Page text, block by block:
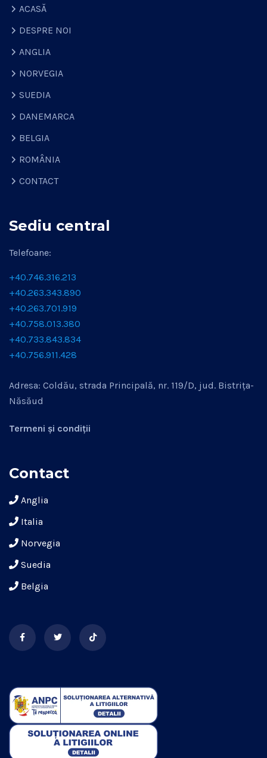
ACASĂ
DESPRE NOI
ANGLIA
NORVEGIA
SUEDIA
DANEMARCA
BELGIA
ROMÂNIA
CONTACT
Sediu central
Telefoane:
+40.746.316.213
+40.263.343.890
+40.263.701.919
+40.758.013.380
+40.733.843.834
+40.756.911.428
Adresa: Coldău, strada Principală, nr. 119/D, jud. Bistrița-
Năsăud
Termeni și condiții
Contact
Anglia
Italia
Norvegia
Suedia
Belgia